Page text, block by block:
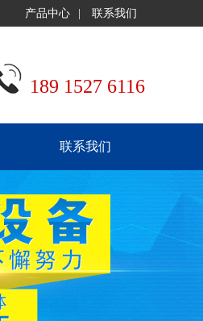
产品中心 联系我们
189 1527 6116
联系我们